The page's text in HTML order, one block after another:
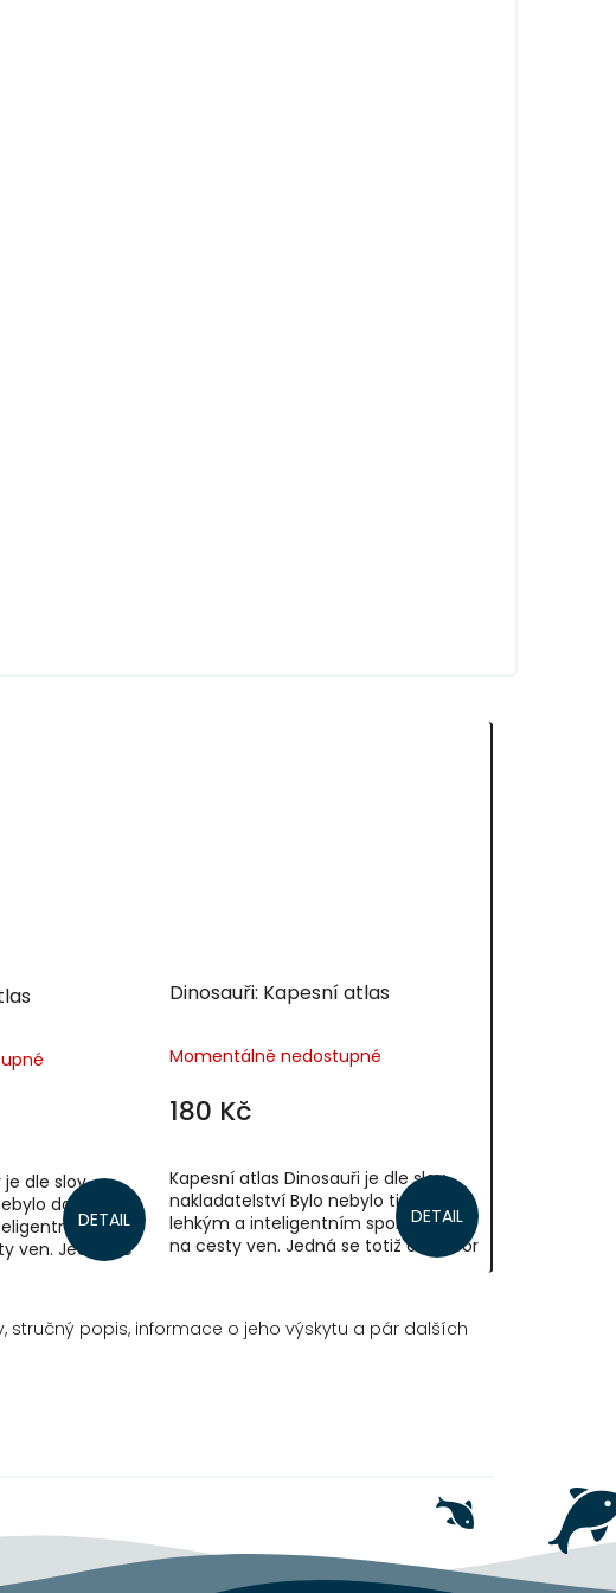
DETAIL
je dle slov
dalším
ven. Jedná se
Dinosauři: Kapesní atlas
Momentálně nedostupné
180 Kč
DETAIL
Kapesní atlas Dinosauři je dle slov
nakladatelství Bylo nebylo tichým,
lehkým a inteligentním společníkem
na cesty ven. Jedná se totiž o soubor
stručný popis, informace o jeho výskytu a pár dalších